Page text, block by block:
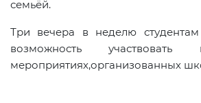
семьёй.
Три вечера в неделю студентам
возможность
мероприятиях,организованных